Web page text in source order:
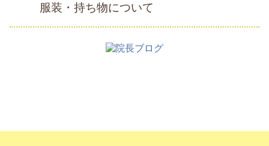
服装・持ち物について